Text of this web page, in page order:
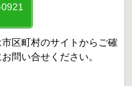
区町村のサイトからご確
問い合せください。